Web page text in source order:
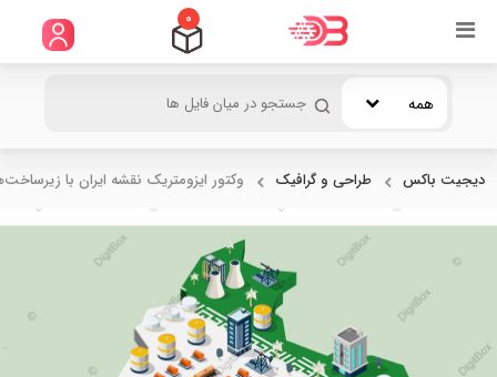
0
همه
دیجیت باکس طراحی و گرافیک وکتور ایزومتریک نقشه ایران با